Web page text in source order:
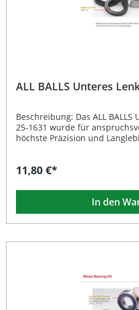
ALL BALLS Unteres
Beschreibung: Das ALL
25-1631 wurde für
höchste Präzision und
dadurch eine besonders
werden Schmutz und Wasser
das Lagerfett langfristig seine
Das enthaltene
Antioxidationsmitteln
Damit profitieren Sie von
Hochgeschwindigkeitslager für
Abdichtung gegen Schmutz
Hitzebeständiges Lagerfett mit
11,80 €*
In den